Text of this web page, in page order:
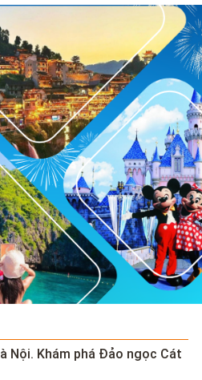
Nội. Khám phá Đảo ngọc Cát